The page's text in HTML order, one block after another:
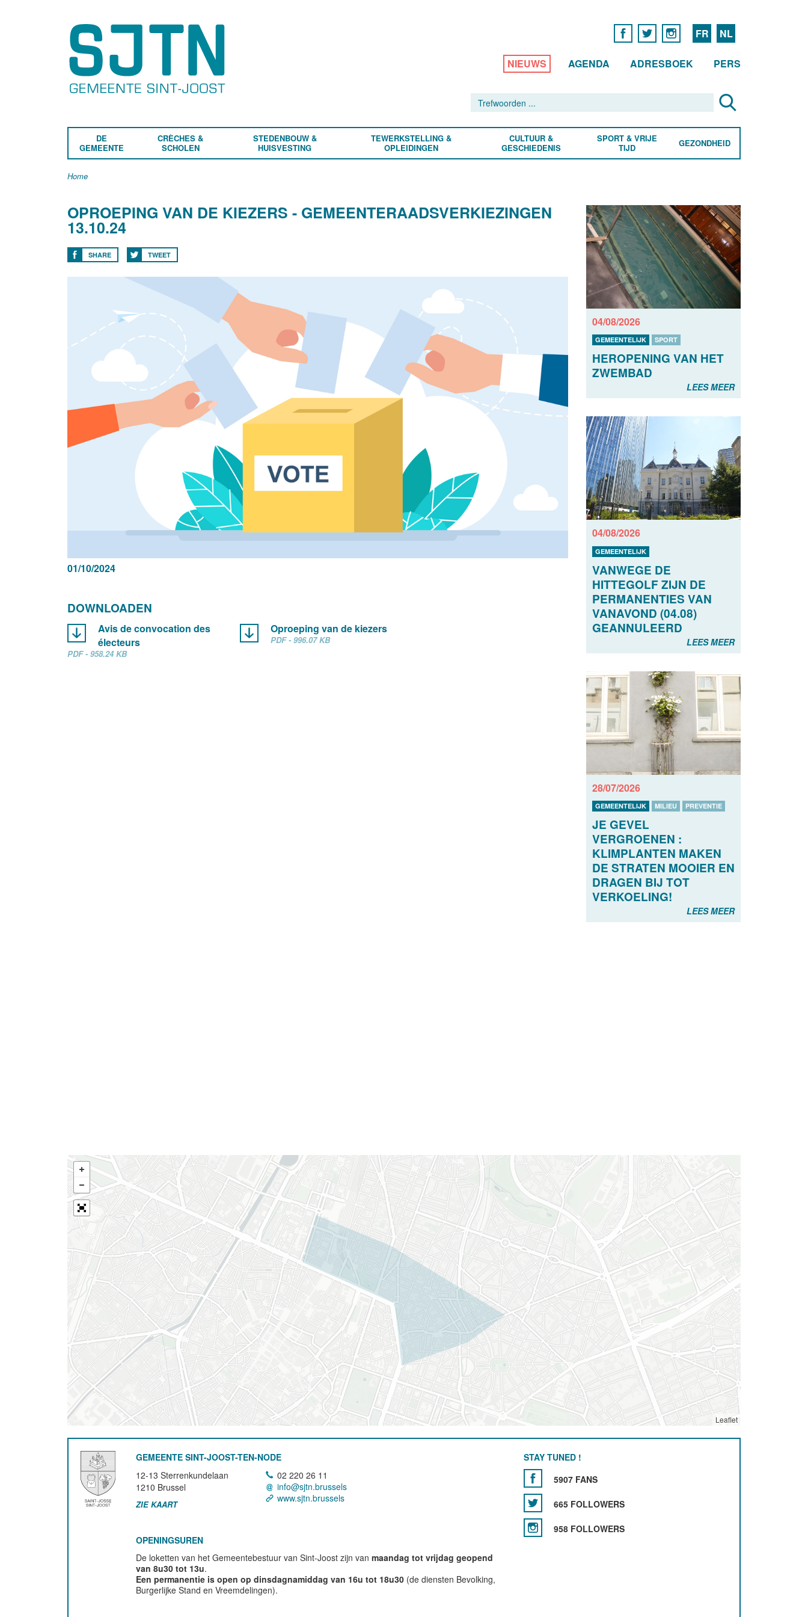
FR NL
NIEUWS AGENDA ADRESBOEK PERS
DE
GEMEENTE
CRÈCHES &
SCHOLEN
STEDENBOUW &
HUISVESTING
TEWERKSTELLING &
OPLEIDINGEN
CULTUUR &
GESCHIEDENIS
SPORT & VRIJE
TIJD
GEZONDHEID
Home
OPROEPING VAN DE KIEZERS - GEMEENTERAADSVERKIEZINGEN
13.10.24
SHARE TWEET
01/10/2024
DOWNLOADEN
Avis de convocation des
électeurs
PDF - 958.24 KB
Oproeping van de kiezers
PDF - 996.07 KB
04/08/2026
GEMEENTELIJK SPORT
HEROPENING VAN HET
ZWEMBAD
LEES MEER
04/08/2026
GEMEENTELIJK
VANWEGE DE
HITTEGOLF ZIJN DE
PERMANENTIES VAN
VANAVOND (04.08)
GEANNULEERD
LEES MEER
28/07/2026
GEMEENTELIJK MILIEU PREVENTIE
JE GEVEL
VERGROENEN :
KLIMPLANTEN MAKEN
DE STRATEN MOOIER EN
DRAGEN BIJ TOT
VERKOELING!
LEES MEER
Leaflet
GEMEENTE SINT-JOOST-TEN-NODE
12-13 Sterrenkundelaan
1210 Brussel
ZIE KAART
02 220 26 11
info@sjtn.brussels
www.sjtn.brussels
OPENINGSUREN
De loketten van het Gemeentebestuur van Sint-Joost zijn vanmaandag tot vrijdag geopend
van 8u30 tot 13u.
Een permanentie is open op dinsdagnamiddag van 16u tot 18u30 (de diensten Bevolking,
Burgerlijke Stand en Vreemdelingen).
STAY TUNED !
5907 FANS
665 FOLLOWERS
958 FOLLOWERS